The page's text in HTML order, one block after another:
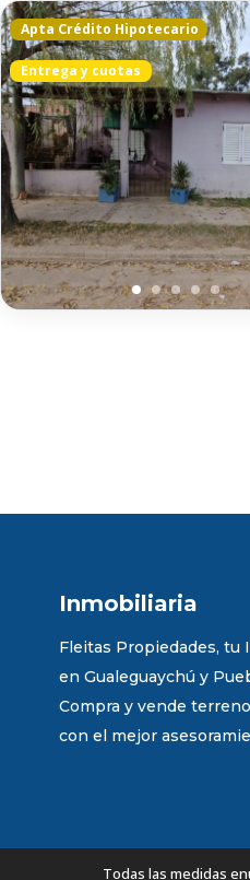
Apta Crédito Hipotecario
Entrega y cuotas
Inmobiliaria
Fleitas Propiedades, tu
en Gualeguaychú y
Compra y vende
con el mejor
Todas las medidas